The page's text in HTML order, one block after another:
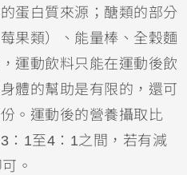
蛋白質來源；醣類的部分
果類）、能量棒、全穀麵
運動飲料只能在運動後飲
體的幫助是有限的，還可
。運動後的營養攝取比
：1至4：1之間，若有減
。